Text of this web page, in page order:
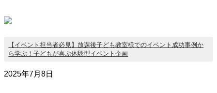
【イベント担当者必見】放課後子ども教室様でのイベント成功事例か
ら学ぶ！子どもが喜ぶ体験型イベント企画
2025年7月8日